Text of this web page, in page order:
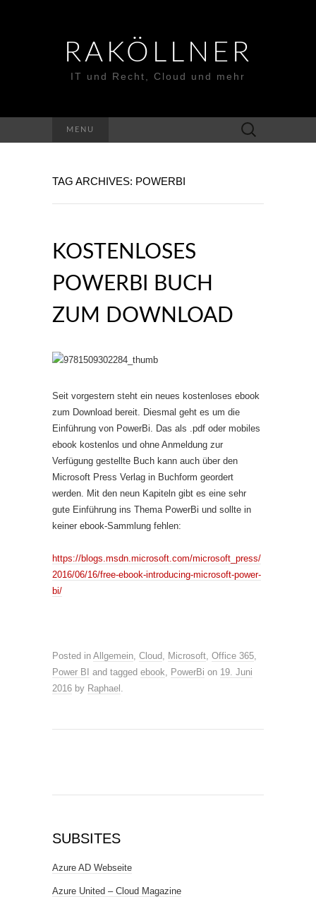
RAKÖLLNER
IT und Recht, Cloud und mehr
MENU
Suchen
nach:
TAG ARCHIVES: POWERBI
KOSTENLOSES
POWERBI BUCH
ZUM DOWNLOAD
Seit vorgestern steht ein neues kostenloses ebook
zum Download bereit. Diesmal geht es um die
Einführung von PowerBi. Das als .pdf oder mobiles
ebook kostenlos und ohne Anmeldung zur
Verfügung gestellte Buch kann auch über den
Microsoft Press Verlag in Buchform geordert
werden. Mit den neun Kapiteln gibt es eine sehr
gute Einführung ins Thema PowerBi und sollte in
keiner ebook-Sammlung fehlen:
https://blogs.msdn.microsoft.com/microsoft_press/
2016/06/16/free-ebook-introducing-microsoft-power-
bi/
Posted in Allgemein, Cloud, Microsoft, Office 365,
Power BI and tagged ebook, PowerBi on 19. Juni
2016 by Raphael .
SUBSITES
Azure AD Webseite
Azure United – Cloud Magazine